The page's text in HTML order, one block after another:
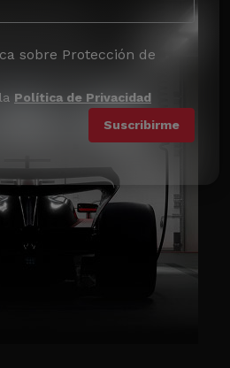
sobre Protección de
Política de Privacidad